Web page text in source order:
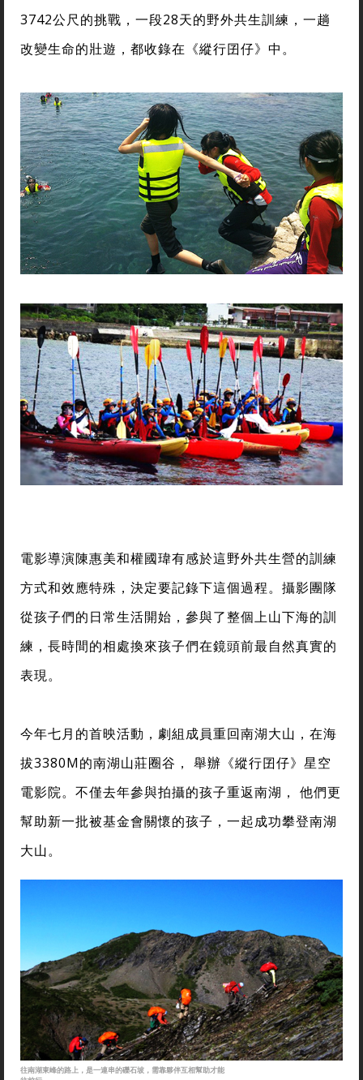
3742公尺的挑戰，一段28天的野外共生訓練，一趟
改變生命的壯遊，都收錄在《縱行囝仔》中。
電影導演陳惠美和權國瑋有感於這野外共生營的訓練
方式和效應特殊，決定要記錄下這個過程。攝影團隊
從孩子們的日常生活開始，參與了整個上山下海的訓
練，長時間的相處換來孩子們在鏡頭前最自然真實的
表現。
今年七月的首映活動，劇組成員重回南湖大山，在海
拔3380M的南湖山莊圈谷， 舉辦《縱行囝仔》星空
電影院。不僅去年參與拍攝的孩子重返南湖， 他們更
幫助新一批被基金會關懷的孩子，一起成功攀登南湖
大山。
往南湖東峰的路上，是一連串的礫石坡，需靠夥伴互相幫助才能